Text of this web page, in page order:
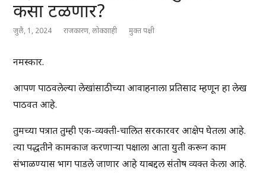
कसा टळणार?
जुलै, 1, 2024 राजकारण,लोकशाही मुक्त पक्षी
नमस्कार.
आपण पाठवलेल्या लेखांसाठीच्या आवाहनाला प्रतिसाद म्हणून हा लेख
पाठवत आहे.
तुमच्या पत्रात तुम्ही एक-व्यक्ती-चालित सरकारवर आक्षेप घेतला आहे.
त्या पद्धतीने कामकाज करणाऱ्या पक्षाला आता युती करून काम
संभाळण्यास भाग पाडले जाणार आहे याबद्दल संतोष व्यक्त केला आहे.